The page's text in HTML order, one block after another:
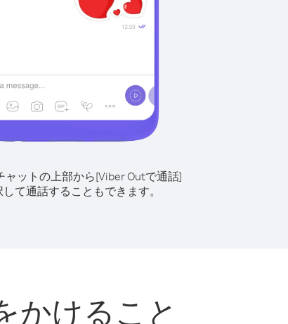
ャットの上部から[Viber Outで通話]
して通話することもできます。
かけること